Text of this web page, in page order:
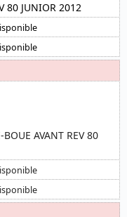
80 JUNIOR 2012
AVANT REV 80